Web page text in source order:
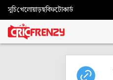
সূচিখেলোয়াড়ছবিফটোকার্ড